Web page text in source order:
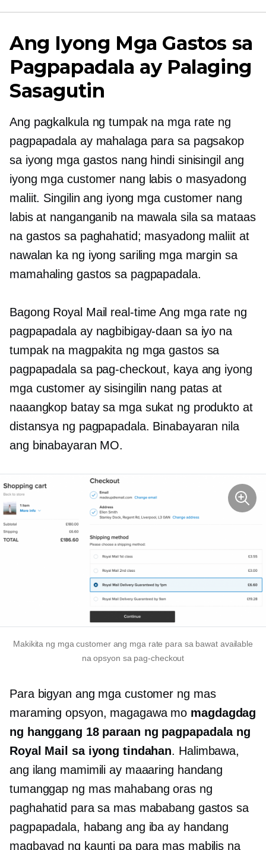
Ang Iyong Mga Gastos sa
Pagpapadala ay Palaging
Sasagutin
Ang pagkalkula ng tumpak na mga rate ng
pagpapadala ay mahalaga para sa pagsakop
sa iyong mga gastos nang hindi sinisingil ang
iyong mga customer nang labis o masyadong
maliit. Singilin ang iyong mga customer nang
labis at nanganganib na mawala sila sa mataas
na gastos sa paghahatid; masyadong maliit at
nawalan ka ng iyong sariling mga margin sa
mamahaling gastos sa pagpapadala.
Bagong Royal Mail real-time Ang mga rate ng
pagpapadala ay nagbibigay-daan sa iyo na
tumpak na magpakita ng mga gastos sa
pagpapadala sa pag-checkout, kaya ang iyong
mga customer ay sisingilin nang patas at
naaangkop batay sa mga sukat ng produkto at
distansya ng pagpapadala. Binabayaran nila
ang binabayaran MO.
Makikita ng mga customer ang mga rate para sa bawat available
na opsyon sa pag-checkout
Para bigyan ang mga customer ng mas
maraming opsyon, magagawa mo magdagdag
ng hanggang 18 paraan ng pagpapadala ng
Royal Mail sa iyong tindahan. Halimbawa,
ang ilang mamimili ay maaaring handang
tumanggap ng mas mahabang oras ng
paghahatid para sa mas mababang gastos sa
pagpapadala, habang ang iba ay handang
magbayad ng kaunti pa para mas mabilis na